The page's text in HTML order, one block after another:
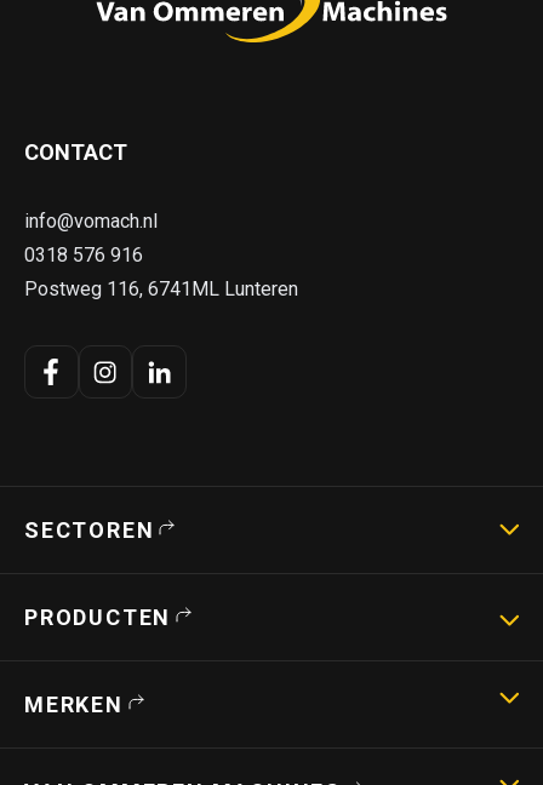
CONTACT
info@vomach.nl
0318 576 916
Postweg 116, 6741ML Lunteren
SECTOREN
Strotechniek
PRODUCTEN
Verreikers
MERKEN